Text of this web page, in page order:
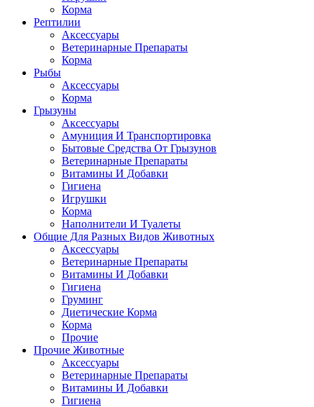
Корма
Рептилии
Аксессуары
Ветеринарные Препараты
Корма
Рыбы
Аксессуары
Корма
Грызуны
Аксессуары
Амуниция И Транспортировка
Бытовые Средства От Грызунов
Ветеринарные Препараты
Витамины И Добавки
Гигиена
Игрушки
Корма
Наполнители И Туалеты
Общие Для Разных Видов Животных
Аксессуары
Ветеринарные Препараты
Витамины И Добавки
Гигиена
Груминг
Диетические Корма
Корма
Прочие
Прочие Животные
Аксессуары
Ветеринарные Препараты
Витамины И Добавки
Гигиена